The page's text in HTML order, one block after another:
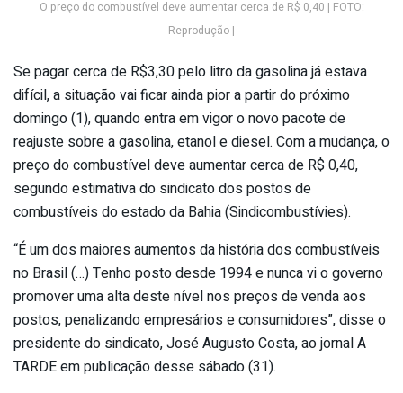
O preço do combustível deve aumentar cerca de R$ 0,40 | FOTO:
Reprodução |
Se pagar cerca de R$3,30 pelo litro da gasolina já estava
difícil, a situação vai ficar ainda pior a partir do próximo
domingo (1), quando entra em vigor o novo pacote de
reajuste sobre a gasolina, etanol e diesel. Com a mudança, o
preço do combustível deve aumentar cerca de R$ 0,40,
segundo estimativa do sindicato dos postos de
combustíveis do estado da Bahia (Sindicombustívies).
“É um dos maiores aumentos da história dos combustíveis
no Brasil (…) Tenho posto desde 1994 e nunca vi o governo
promover uma alta deste nível nos preços de venda aos
postos, penalizando empresários e consumidores”, disse o
presidente do sindicato, José Augusto Costa, ao jornal A
TARDE em publicação desse sábado (31).